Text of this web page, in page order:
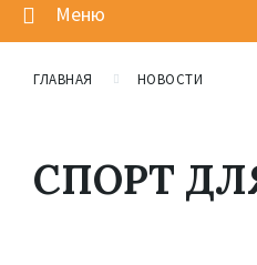
Меню
ГЛАВНАЯ НОВОСТИ
СПОРТ